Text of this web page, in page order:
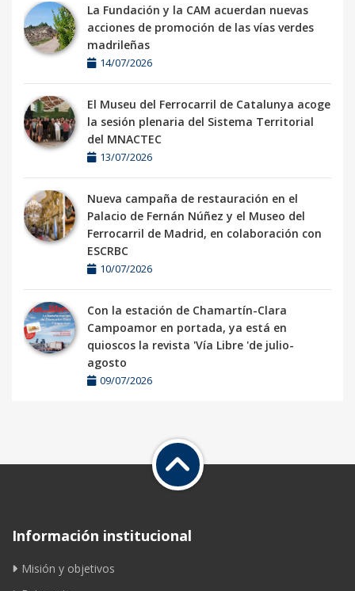
La Fundación y la CAM acuerdan nuevas
acciones de promoción de las vías verdes
madrileñas
14/07/2026
El Museu del Ferrocarril de Catalunya acoge
la sesión plenaria del Sistema Territorial
del MNACTEC
13/07/2026
Nueva campaña de restauración en el
Palacio de Fernán Núñez y el Museo del
Ferrocarril de Madrid, en colaboración con
ESCRBC
10/07/2026
Con la estación de Chamartín-Clara
Campoamor en portada, ya está en
quioscos la revista 'Vía Libre 'de julio-
agosto
09/07/2026
Información institucional
Misión y objetivos